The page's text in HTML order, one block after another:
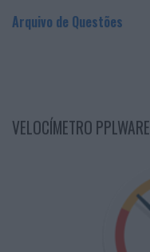
Arquivo de Questões
VELOCÍMETRO PPLWARE